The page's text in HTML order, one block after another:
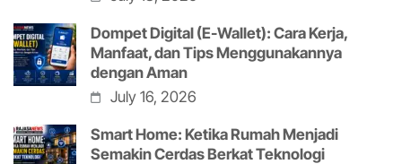
Dompet Digital (E-Wallet): Cara Kerja,
Manfaat, dan Tips Menggunakannya
dengan Aman
July 16, 2026
Smart Home: Ketika Rumah Menjadi
Semakin Cerdas Berkat Teknologi